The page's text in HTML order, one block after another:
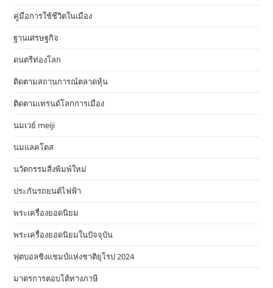
คู่มือการใช้ชีวิตในเมือง
ฐานเศรษฐกิจ
ดนตรีท่องโลก
ติดตามสถานการณ์ตลาดหุ้น
ติดตามเทรนด์โลกการเมือง
นมเวย์ meiji
นมแลคโตส
นวัตกรรมสิ่งพิมพ์ใหม่
ประกันรถยนต์ไฟฟ้า
พระเครื่องยอดนิยม
พระเครื่องยอดนิยมในปัจจุบัน
ฟุตบอลชิงแชมป์แห่งชาติยุโรป 2024
มาตรการตอบโต้ทางภาษี